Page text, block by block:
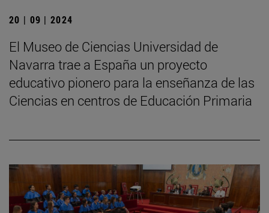
20 | 09 | 2024
El Museo de Ciencias Universidad de
Navarra trae a España un proyecto
educativo pionero para la enseñanza de las
Ciencias en centros de Educación Primaria